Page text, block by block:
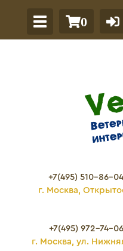
0
+7(495) 510-86-04
г. Москва,
+7(495) 972-74-06
г. Москва, ул.